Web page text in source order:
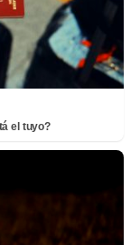
el tuyo?